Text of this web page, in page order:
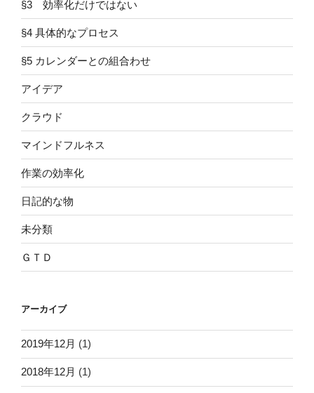
§3 効率化だけではない
§4 具体的なプロセス
§5 カレンダーとの組合わせ
アイデア
クラウド
マインドフルネス
作業の効率化
日記的な物
未分類
ＧＴＤ
アーカイブ
2019年12月 (1)
2018年12月 (1)